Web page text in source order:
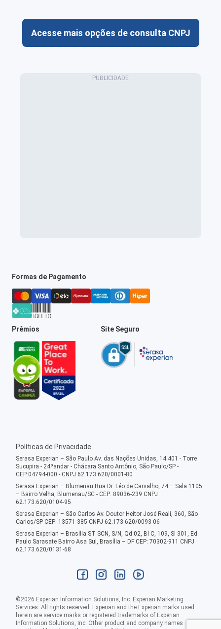
Acesse mais opções de consulta CNPJ
Formas de Pagamento
Prêmios Site Seguro
Políticas de Privacidade
Serasa Experian – São Paulo Av. das Nações Unidas, 14.401 - Torre
Sucupira - 24ºandar - Chácara Santo Antônio, São Paulo/SP -
CEP:04794-000 - CNPJ 62.173.620/0001-80
Serasa Experian – Blumenau Rua Dr. Léo de Carvalho, 74 – Sala 1105
– Bairro Velha, Blumenau/SC - CEP: 89036-239 CNPJ
62.173.620/0104-95
Serasa Experian – São Carlos Av. Doutor Heitor José Reali, 360, São
Carlos/SP CEP: 13571-385 CNPJ 62.173.620/0093-06
Serasa Experian – Brasília ST SCN, S/N, Qd 02, Bl C, 109, Sl 301, Ed.
Paulo Sarasate Bairro Asa Sul, Brasília – DF CEP: 70302-911 CNPJ
62.173.620/0131-68
©2026 Experian Information Solutions, Inc. Experian Marketing
Services. All rights reserved. Experian and the Experian marks used
herein are service marks or registered trademarks of Experian
Information Solutions, Inc. Other product and company names